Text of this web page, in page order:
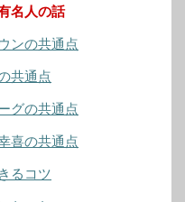
名人の話
ンの共通点
共通点
グの共通点
喜の共通点
るコツ